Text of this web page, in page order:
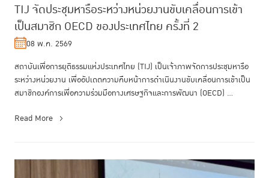
TIJ จัดประชุมหารือระหว่างหน่วยงานขับเคลื่อนการเข้า
เป็นสมาชิก OECD ของประเทศไทย ครั้งที่ 2
08 พ.ค. 2569
สถาบันเพื่อการยุติธรรมแห่งประเทศไทย (TIJ) เป็นเจ้าภาพจัดการประชุมหารือ
ระหว่างหน่วยงาน เพื่ออัปเดตความคืบหน้าการดำเนินงานขับเคลื่อนการเข้าเป็น
สมาชิกองค์การเพื่อความร่วมมือทางเศรษฐกิจและการพัฒนา (OECD) ...
Read More